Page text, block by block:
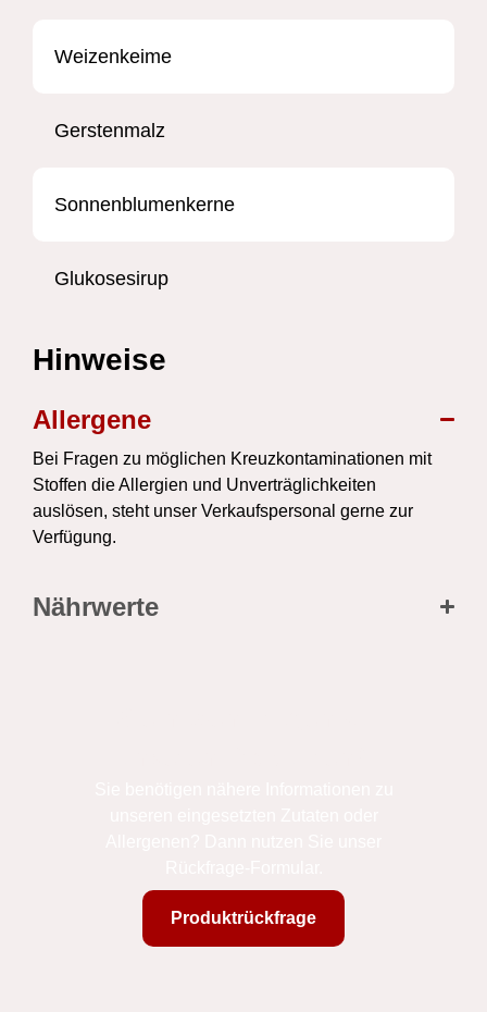
Weizenkeime
Gerstenmalz
Sonnenblumenkerne
Glukosesirup
Hinweise
Allergene
Bei Fragen zu möglichen Kreuzkontaminationen mit
Stoffen die Allergien und Unverträglichkeiten
auslösen, steht unser Verkaufspersonal gerne zur
Verfügung.
Nährwerte
Produktrückfrage